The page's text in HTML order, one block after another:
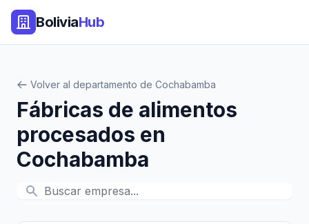
BoliviaHub
Volver al departamento de Cochabamba
Fábricas de alimentos
procesados en
Cochabamba